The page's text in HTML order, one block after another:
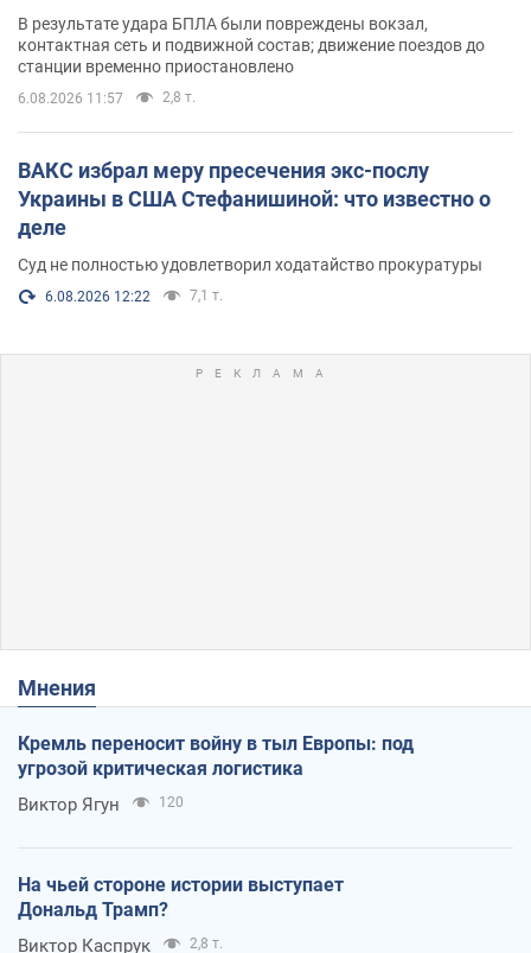
В результате удара БПЛА были повреждены вокзал,
контактная сеть и подвижной состав; движение поездов до
станции временно приостановлено
6.08.2026 11:57 2,8 т.
ВАКС избрал меру пресечения экс-послу
Украины в США Стефанишиной: что известно о
деле
Суд не полностью удовлетворил ходатайство прокуратуры
6.08.2026 12:22 7,1 т.
Мнения
Кремль переносит войну в тыл Европы: под
угрозой критическая логистика
Виктор Ягун 120
На чьей стороне истории выступает
Дональд Трамп?
Виктор Каспрук 2,8 т.